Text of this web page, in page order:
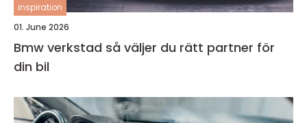
inspiration
01. June 2026
Bmw verkstad så väljer du rätt partner för
din bil